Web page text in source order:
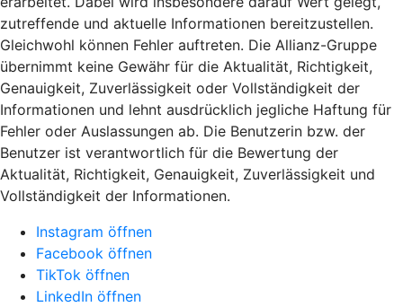
zutreffende und aktuelle Informationen bereitzustellen.
Gleichwohl können Fehler auftreten. Die Allianz-Gruppe
übernimmt keine Gewähr für die Aktualität, Richtigkeit,
Genauigkeit, Zuverlässigkeit oder Vollständigkeit der
Informationen und lehnt ausdrücklich jegliche Haftung für
Fehler oder Auslassungen ab. Die Benutzerin bzw. der
Benutzer ist verantwortlich für die Bewertung der
Aktualität, Richtigkeit, Genauigkeit, Zuverlässigkeit und
Vollständigkeit der Informationen.
Instagram öffnen
Facebook öffnen
TikTok öffnen
LinkedIn öffnen